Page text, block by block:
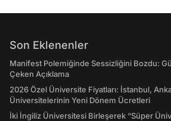
Son Eklenenler
Manifest Polemiğinde Sessizliğini Bozdu:
Çeken Açıklama
2026 Özel Üniversite Fiyatları: İstanbul,
Üniversitelerinin Yeni Dönem Ücretleri
İki İngiliz Üniversitesi Birleşerek “Süper